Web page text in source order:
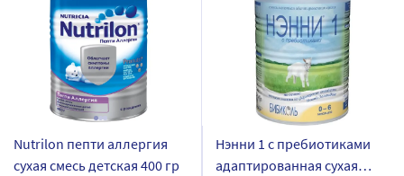
Nutrilon пепти аллергия
сухая смесь детская 400 гр
Нэнни 1 с пребиотиками
адаптированная сухая